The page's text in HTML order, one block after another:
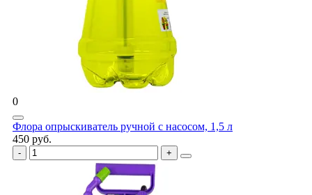
0
Флора опрыскиватель ручной с насосом, 1,5 л
450 руб.